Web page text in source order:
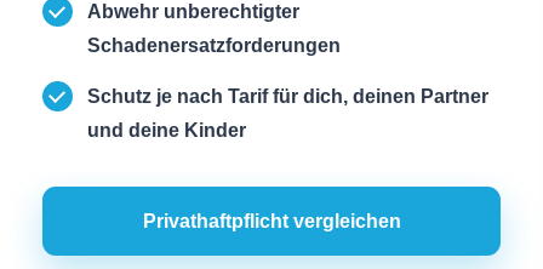
Abwehr unberechtigter
Schadenersatzforderungen
Schutz je nach Tarif für dich, deinen Partner
und deine Kinder
Privathaftpflicht ver­gleichen